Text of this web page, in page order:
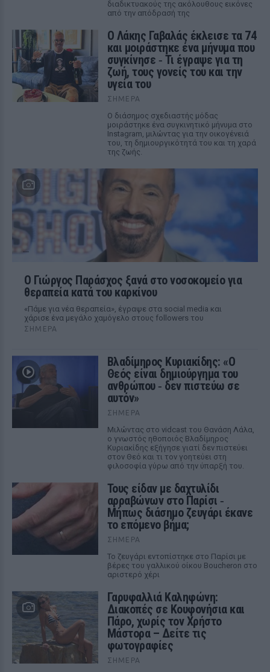
διαδικτυακούς της ακόλουθους εικόνες
από την απόδρασή της
Ο Λάκης Γαβαλάς έκλεισε τα 74
και μοιράστηκε ένα μήνυμα που
συγκίνησε ‑ Τι έγραψε για τη
ζωή, τους γονείς του και την
υγεία του
ΣΉΜΕΡΑ
Ο διάσημος σχεδιαστής μόδας
μοιράστηκε ένα συγκινητικό μήνυμα στο
Instagram, μιλώντας για την οικογένειά
του, τη δημιουργικότητά του και τη χαρά
της ζωής.
O Γιώργος Παράσχος ξανά στο νοσοκομείο για
θεραπεία κατά του καρκίνου
«Πάμε για νέα θεραπεία», έγραψε στα social media και
χάρισε ένα μεγάλο χαμόγελο στους followers του
ΣΉΜΕΡΑ
Βλαδίμηρος Κυριακίδης: «Ο
Θεός είναι δημιούργημα του
ανθρώπου ‑ δεν πιστεύω σε
αυτόν»
ΣΉΜΕΡΑ
Μιλώντας στο vidcast του Θανάση Λάλα,
ο γνωστός ηθοποιός Βλαδίμηρος
Κυριακίδης εξήγησε γιατί δεν πιστεύει
στον Θεό και τι τον γοητεύει στη
φιλοσοφία γύρω από την ύπαρξή του.
Τους είδαν με δαχτυλίδι
αρραβώνων στο Παρίσι ‑
Μήπως διάσημο ζευγάρι έκανε
το επόμενο βήμα;
ΣΉΜΕΡΑ
Το ζευγάρι εντοπίστηκε στο Παρίσι με
βέρες του γαλλικού οίκου Boucheron στο
αριστερό χέρι
Γαρυφαλλιά Καληφώνη:
Διακοπές σε Κουφονήσια και
Πάρο, χωρίς τον Χρήστο
Μάστορα – Δείτε τις
φωτογραφίες
ΣΉΜΕΡΑ